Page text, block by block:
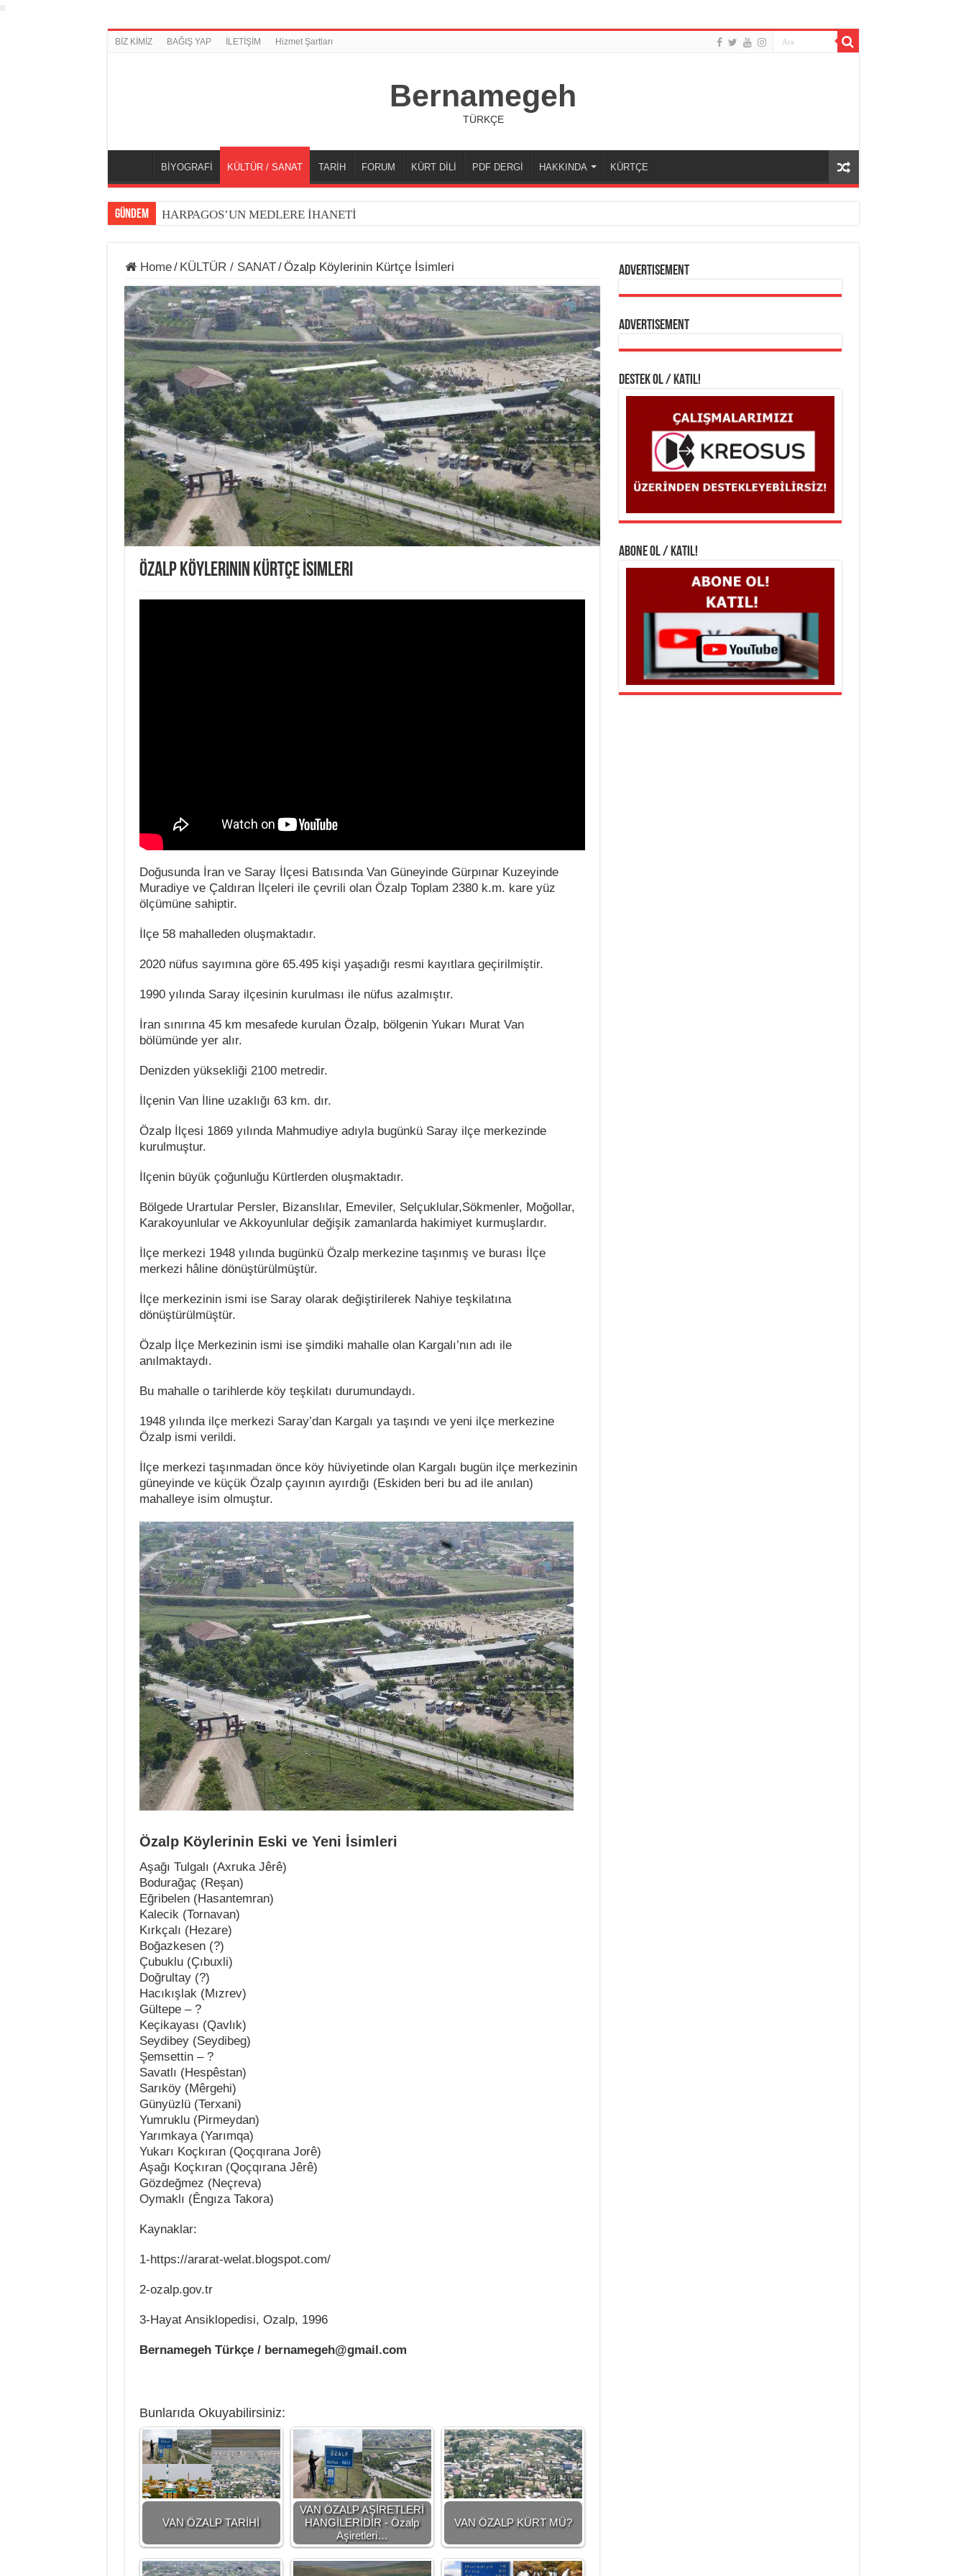
BİZ KİMİZ BAĞIŞ YAP İLETİŞİM Hizmet Şartları
Bernamegeh
TÜRKÇE
BİYOGRAFİ KÜLTÜR / SANAT TARİH FORUM KÜRT DİLİ PDF DERGİ HAKKINDA KÜRTÇE
GÜNDEM HARPAGOS’UN MEDLERE İHANETİ
Home/ KÜLTÜR / SANAT/Özalp Köylerinin Kürtçe İsimleri
Özalp Köylerinin Kürtçe İsimleri
Doğusunda İran ve Saray İlçesi Batısında Van Güneyinde Gürpınar Kuzeyinde
Muradiye ve Çaldıran İlçeleri ile çevrili olan Özalp Toplam 2380 k.m. kare yüz
ölçümüne sahiptir.
İlçe 58 mahalleden oluşmaktadır.
2020 nüfus sayımına göre 65.495 kişi yaşadığı resmi kayıtlara geçirilmiştir.
1990 yılında Saray ilçesinin kurulması ile nüfus azalmıştır.
İran sınırına 45 km mesafede kurulan Özalp, bölgenin Yukarı Murat Van
bölümünde yer alır.
Denizden yüksekliği 2100 metredir.
İlçenin Van İline uzaklığı 63 km. dır.
Özalp İlçesi 1869 yılında Mahmudiye adıyla bugünkü Saray ilçe merkezinde
kurulmuştur.
İlçenin büyük çoğunluğu Kürtlerden oluşmaktadır.
Bölgede Urartular Persler, Bizanslılar, Emeviler, Selçuklular,Sökmenler, Moğollar,
Karakoyunlular ve Akkoyunlular değişik zamanlarda hakimiyet kurmuşlardır.
İlçe merkezi 1948 yılında bugünkü Özalp merkezine taşınmış ve burası İlçe
merkezi hâline dönüştürülmüştür.
İlçe merkezinin ismi ise Saray olarak değiştirilerek Nahiye teşkilatına
dönüştürülmüştür.
Özalp İlçe Merkezinin ismi ise şimdiki mahalle olan Kargalı’nın adı ile
anılmaktaydı.
Bu mahalle o tarihlerde köy teşkilatı durumundaydı.
1948 yılında ilçe merkezi Saray’dan Kargalı ya taşındı ve yeni ilçe merkezine
Özalp ismi verildi.
İlçe merkezi taşınmadan önce köy hüviyetinde olan Kargalı bugün ilçe merkezinin
güneyinde ve küçük Özalp çayının ayırdığı (Eskiden beri bu ad ile anılan)
mahalleye isim olmuştur.
Özalp Köylerinin Eski ve Yeni İsimleri
Aşağı Tulgalı (Axruka Jêrê)
Bodurağaç (Reşan)
Eğribelen (Hasantemran)
Kalecik (Tornavan)
Kırkçalı (Hezare)
Boğazkesen (?)
Çubuklu (Çıbuxli)
Doğrultay (?)
Hacıkışlak (Mızrev)
Gültepe – ?
Keçikayası (Qavlık)
Seydibey (Seydibeg)
Şemsettin – ?
Savatlı (Hespêstan)
Sarıköy (Mêrgehi)
Günyüzlü (Terxani)
Yumruklu (Pirmeydan)
Yarımkaya (Yarımqa)
Yukarı Koçkıran (Qoçqırana Jorê)
Aşağı Koçkıran (Qoçqırana Jêrê)
Gözdeğmez (Neçreva)
Oymaklı (Êngıza Takora)
Kaynaklar:
1-https://ararat-welat.blogspot.com/
2-ozalp.gov.tr
3-Hayat Ansiklopedisi, Ozalp, 1996
Bernamegeh Türkçe / bernamegeh@gmail.com
Bunlarıda Okuyabilirsiniz:
VAN ÖZALP TARİHİ
VAN ÖZALP AŞİRETLERİ
HANGİLERİDİR - Özalp
Aşiretleri…
VAN ÖZALP KÜRT MÜ?
Advertisement
Advertisement
DESTEK OL / KATIL!
ABONE OL / KATIL!